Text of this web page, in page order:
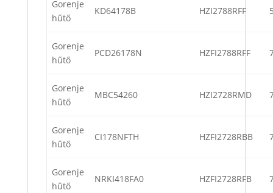
Gorenje
hűtő
KD64178B HZI2788RFF
Gorenje
hűtő
PCD26178N HZFI2788RFF
Gorenje
hűtő
MBC54260 HZI2728RMD
Gorenje
hűtő
CI178NFTH HZFI2728RBB
Gorenje
hűtő
NRKI418FA0 HZFI2728RFB